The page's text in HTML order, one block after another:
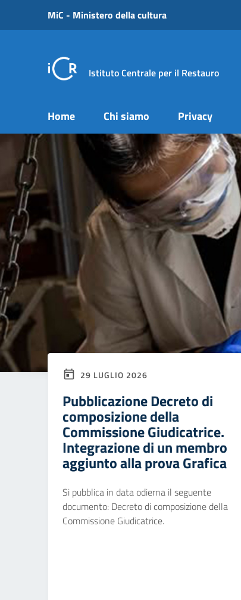
Vai ai contenuti
Vai al menu di navigazione
MiC - Ministero della cultura
Istituto Centrale per il Restauro
Home Chi siamo Privacy
29 LUGLIO 2026
Pubblicazione Decreto di
composizione della
Commissione Giudicatrice.
Integrazione di un membro
aggiunto alla prova Grafica
Si pubblica in data odierna il seguente
documento: Decreto di composizione della
Commissione Giudicatrice.